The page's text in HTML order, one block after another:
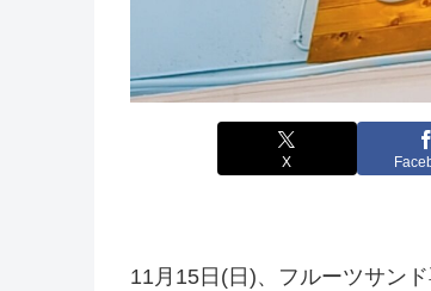
X
11月15日(日)、フルーツサン